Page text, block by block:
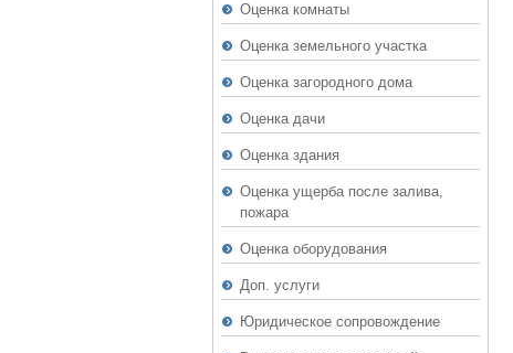
Оценка комнаты
Оценка земельного участка
Оценка загородного дома
Оценка дачи
Оценка здания
Оценка ущерба после залива,
пожара
Оценка оборудования
Доп. услуги
Юридическое сопровождение